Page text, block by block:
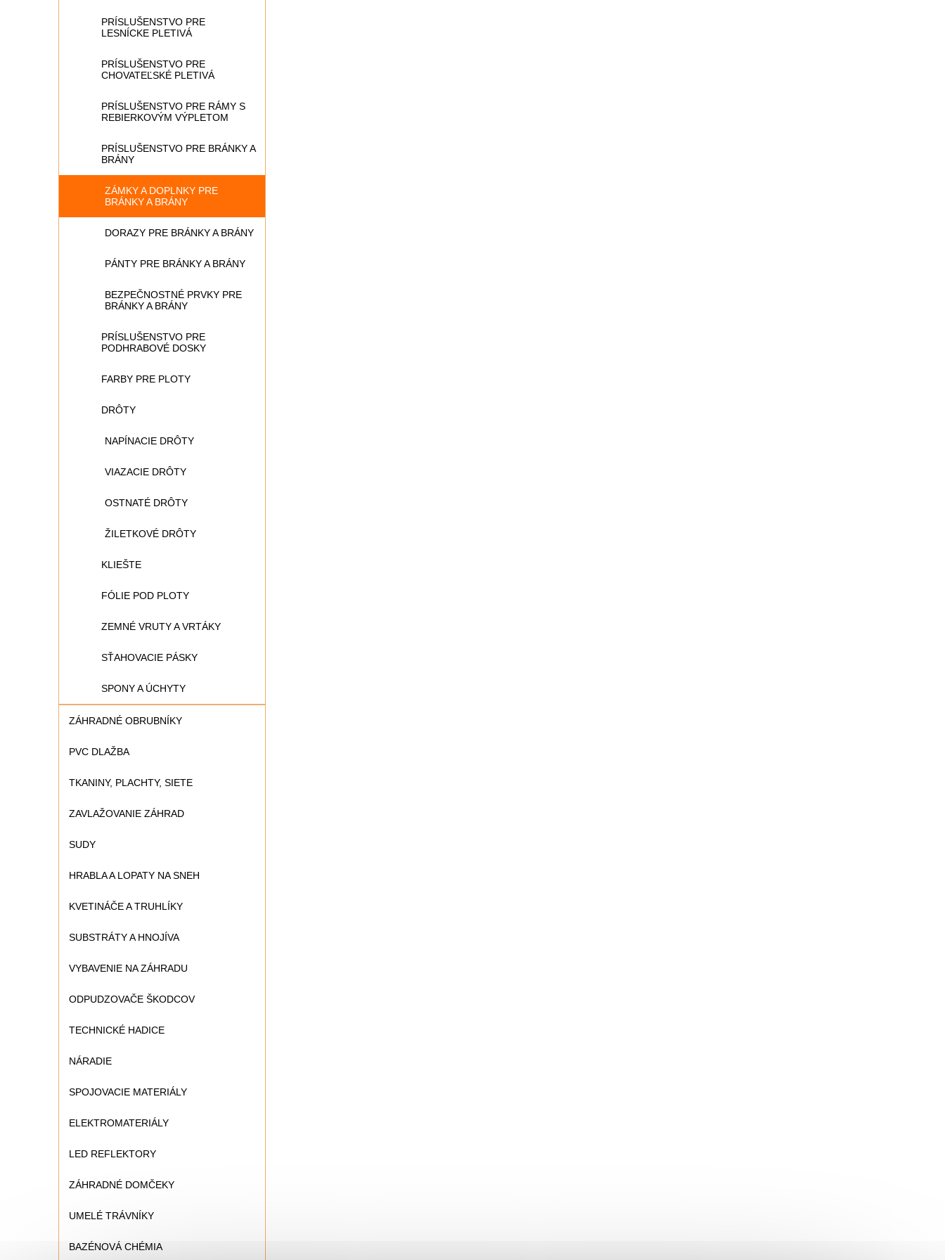
PRÍSLUŠENSTVO PRE
LESNÍCKE PLETIVÁ
PRÍSLUŠENSTVO PRE
CHOVATEĽSKÉ PLETIVÁ
PRÍSLUŠENSTVO PRE RÁMY S
REBIERKOVÝM VÝPLETOM
PRÍSLUŠENSTVO PRE BRÁNKY A
BRÁNY
ZÁMKY A DOPLNKY PRE
BRÁNKY A BRÁNY
DORAZY PRE BRÁNKY A BRÁNY
PÁNTY PRE BRÁNKY A BRÁNY
BEZPEČNOSTNÉ PRVKY PRE
BRÁNKY A BRÁNY
PRÍSLUŠENSTVO PRE
PODHRABOVÉ DOSKY
FARBY PRE PLOTY
DRÔTY
NAPÍNACIE DRÔTY
VIAZACIE DRÔTY
OSTNATÉ DRÔTY
ŽILETKOVÉ DRÔTY
KLIEŠTE
FÓLIE POD PLOTY
ZEMNÉ VRUTY A VRTÁKY
SŤAHOVACIE PÁSKY
SPONY A ÚCHYTY
ZÁHRADNÉ OBRUBNÍKY
PVC DLAŽBA
TKANINY, PLACHTY, SIETE
ZAVLAŽOVANIE ZÁHRAD
SUDY
HRABLA A LOPATY NA SNEH
KVETINÁČE A TRUHLÍKY
SUBSTRÁTY A HNOJÍVA
VYBAVENIE NA ZÁHRADU
ODPUDZOVAČE ŠKODCOV
TECHNICKÉ HADICE
NÁRADIE
SPOJOVACIE MATERIÁLY
ELEKTROMATERIÁLY
LED REFLEKTORY
ZÁHRADNÉ DOMČEKY
UMELÉ TRÁVNÍKY
BAZÉNOVÁ CHÉMIA